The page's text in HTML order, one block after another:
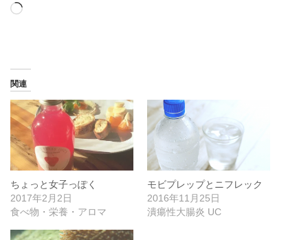
読
関連
ちょっと女子っぽく
2017年2月2日
食べ物・栄養・アロマ
モビプレップとニフレック
2016年11月25日
潰瘍性大腸炎 UC